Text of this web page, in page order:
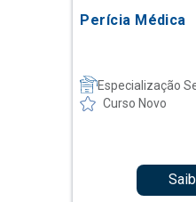
Perícia Médica
Especialização
Curso Novo